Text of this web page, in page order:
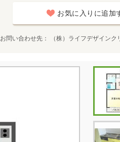
お気に入りに追加
お問い合わせ先 （株）ライフデザイン